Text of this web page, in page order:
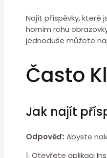
Najít příspěvky, které
horním rohu
jednoduše můžete
Často
Jak najít
Odpověď: Abyste
1. Otevřete aplikaci